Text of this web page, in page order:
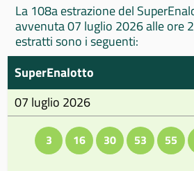
La 108a estrazione del
avvenuta 07 luglio 2026 alle ore
estratti sono i seguenti:
SuperEnalotto
07 luglio 2026
3 16 30 53 55